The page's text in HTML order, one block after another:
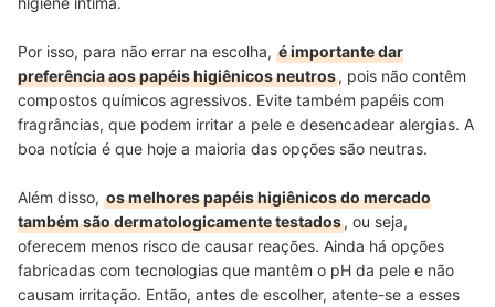
Por isso, para não errar na escolha, é importante dar
preferência aos papéis higiênicos neutros, pois não contêm
compostos químicos agressivos. Evite também papéis com
fragrâncias, que podem irritar a pele e desencadear alergias. A
boa notícia é que hoje a maioria das opções são neutras.
Além disso, os melhores papéis higiênicos do mercado
também são dermatologicamente testados, ou seja,
oferecem menos risco de causar reações. Ainda há opções
fabricadas com tecnologias que mantêm o pH da pele e não
causam irritação. Então, antes de escolher, atente-se a esses